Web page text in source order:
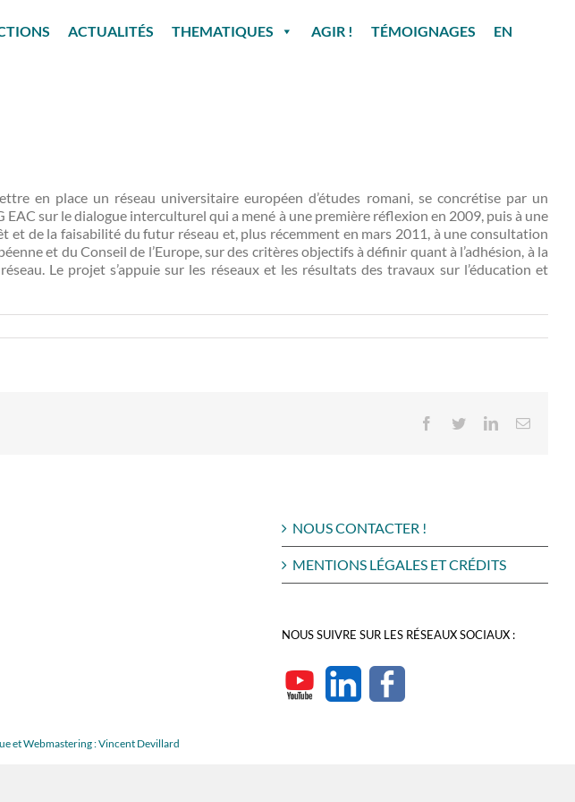
ACTUALITÉS THEMATIQUES AGIR ! TÉMOIGNAGES EN
en place un réseau universitaire européen d’études romani, se concrétise par un
sur le dialogue interculturel qui a mené à une première réflexion en 2009, puis à une
de la faisabilité du futur réseau et, plus récemment en mars 2011, à une consultation
et du Conseil de l’Europe, sur des critères objectifs à définir quant à l’adhésion, à la
Le projet s’appuie sur les réseaux et les résultats des travaux sur l’éducation et
Facebook
TwitterLinkedInEmail
NOUS CONTACTER !
MENTIONS LÉGALES ET CRÉDITS
NOUS SUIVRE SUR LES RÉSEAUX SOCIAUX :
et Webmastering : Vincent Devillard